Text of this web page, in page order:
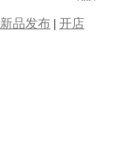
新品发布 | 开店